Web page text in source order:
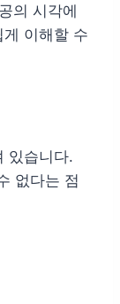
의 시각에
이해할 수
있습니다.
없다는 점